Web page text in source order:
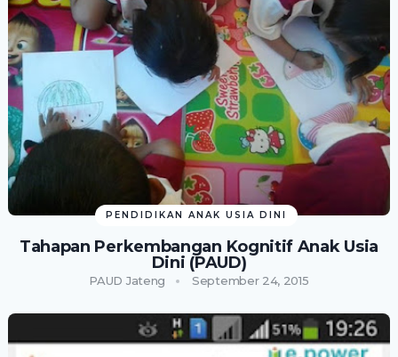
PENDIDIKAN ANAK USIA DINI
Tahapan Perkembangan Kognitif Anak Usia
Dini (PAUD)
PAUD Jateng September 24, 2015